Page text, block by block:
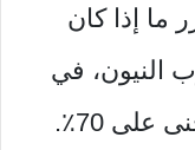
ما إذا كان
النيون، في
70٪.